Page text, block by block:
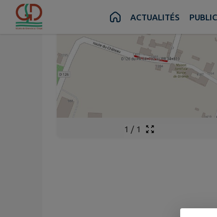
Contenu Recherche Pied de page
ACTUALITÉS
1 / 1